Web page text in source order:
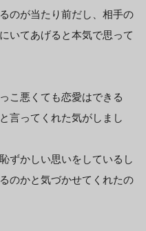
のが当たり前だし、相手の
いてあげると本気で思って
こ悪くても恋愛はできる
言ってくれた気がしまし
ずかしい思いをしているし
のかと気づかせてくれたの